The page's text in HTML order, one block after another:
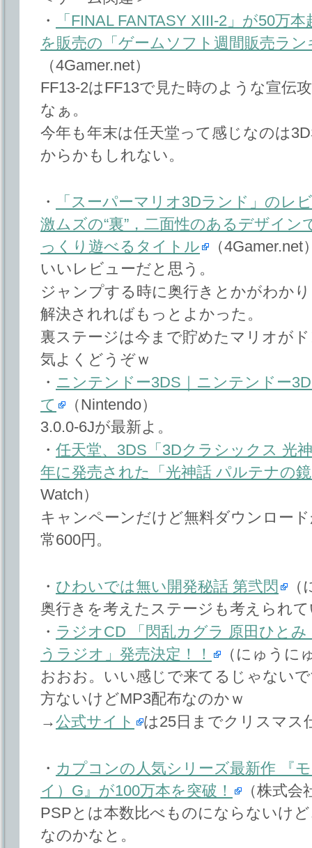
・
「FINAL FANTASY XIII-2」が50万
を販売の「ゲームソフト週間販売ラ
（4Gamer.net）
FF13-2はFF13で見た時のような宣伝
なぁ。
今年も年末は任天堂って感じなのは
からかもしれない。
・
「スーパーマリオ3Dランド」のレ
激ムズの“裏”，二面性のあるデザイ
っくり遊べるタイトル
（4Gamer.net
いいレビューだと思う。
ジャンプする時に奥行きとかがわか
解決されればもっとよかった。
裏ステージは今まで貯めたマリオが
気よくどうぞｗ
・ ニンテンドー3DS｜ニンテンドー
て
（Nintendo）
3.0.0-6Jが最新よ。
・ 任天堂、3DS「3Dクラシックス 光
年に発売された「光神話 パルテナの
Watch）
キャンペーンだけど無料ダウンロー
常600円。
・ ひわいでは無い開発秘話 第弐閃
奥行きを考えたステージも考えられ
・ ラジオCD 「閃乱カグラ 原田ひと
うラジオ」発売決定！！
（にゅうに
おおお。いい感じで来てるじゃない
方ないけどMP3配布なのかｗ
→公式サイト は25日までクリスマス
・ カプコンの人気シリーズ最新作 『
イ）G』が100万本を突破！
（株式
PSPとは本数比べものにならないけ
なのかなと。